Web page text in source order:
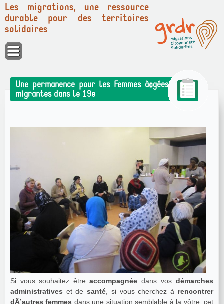
Panneau de gestion des cookies
Les migrations, une ressource
durable pour des territoires
solidaires
Une permanence pour les Femmes à¢gées
migrantes dans le 19e
Si vous souhaitez être accompagnée dans vos démarches
administratives et de santé , si vous cherchez à rencontrer
dÂ’autres femmes dans une situation semblable à la vôtre, cet